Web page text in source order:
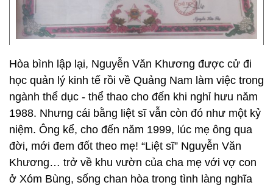
Hòa bình lập lại, Nguyễn Văn Khương được cử đi
học quản lý kinh tế rồi về Quảng Nam làm việc trong
ngành thể dục - thể thao cho đến khi nghỉ hưu năm
1988. Nhưng cái bằng liệt sĩ vẫn còn đó như một kỷ
niệm. Ông kể, cho đến năm 1999, lúc mẹ ông qua
đời, mới đem đốt theo mẹ! “Liệt sĩ” Nguyễn Văn
Khương… trở về khu vườn của cha mẹ với vợ con
ở Xóm Bùng, sống chan hòa trong tình làng nghĩa